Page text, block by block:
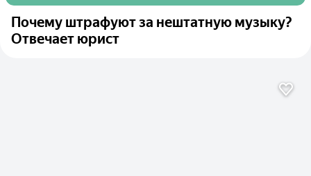
Почему штрафуют за нештатную музыку?
Отвечает юрист